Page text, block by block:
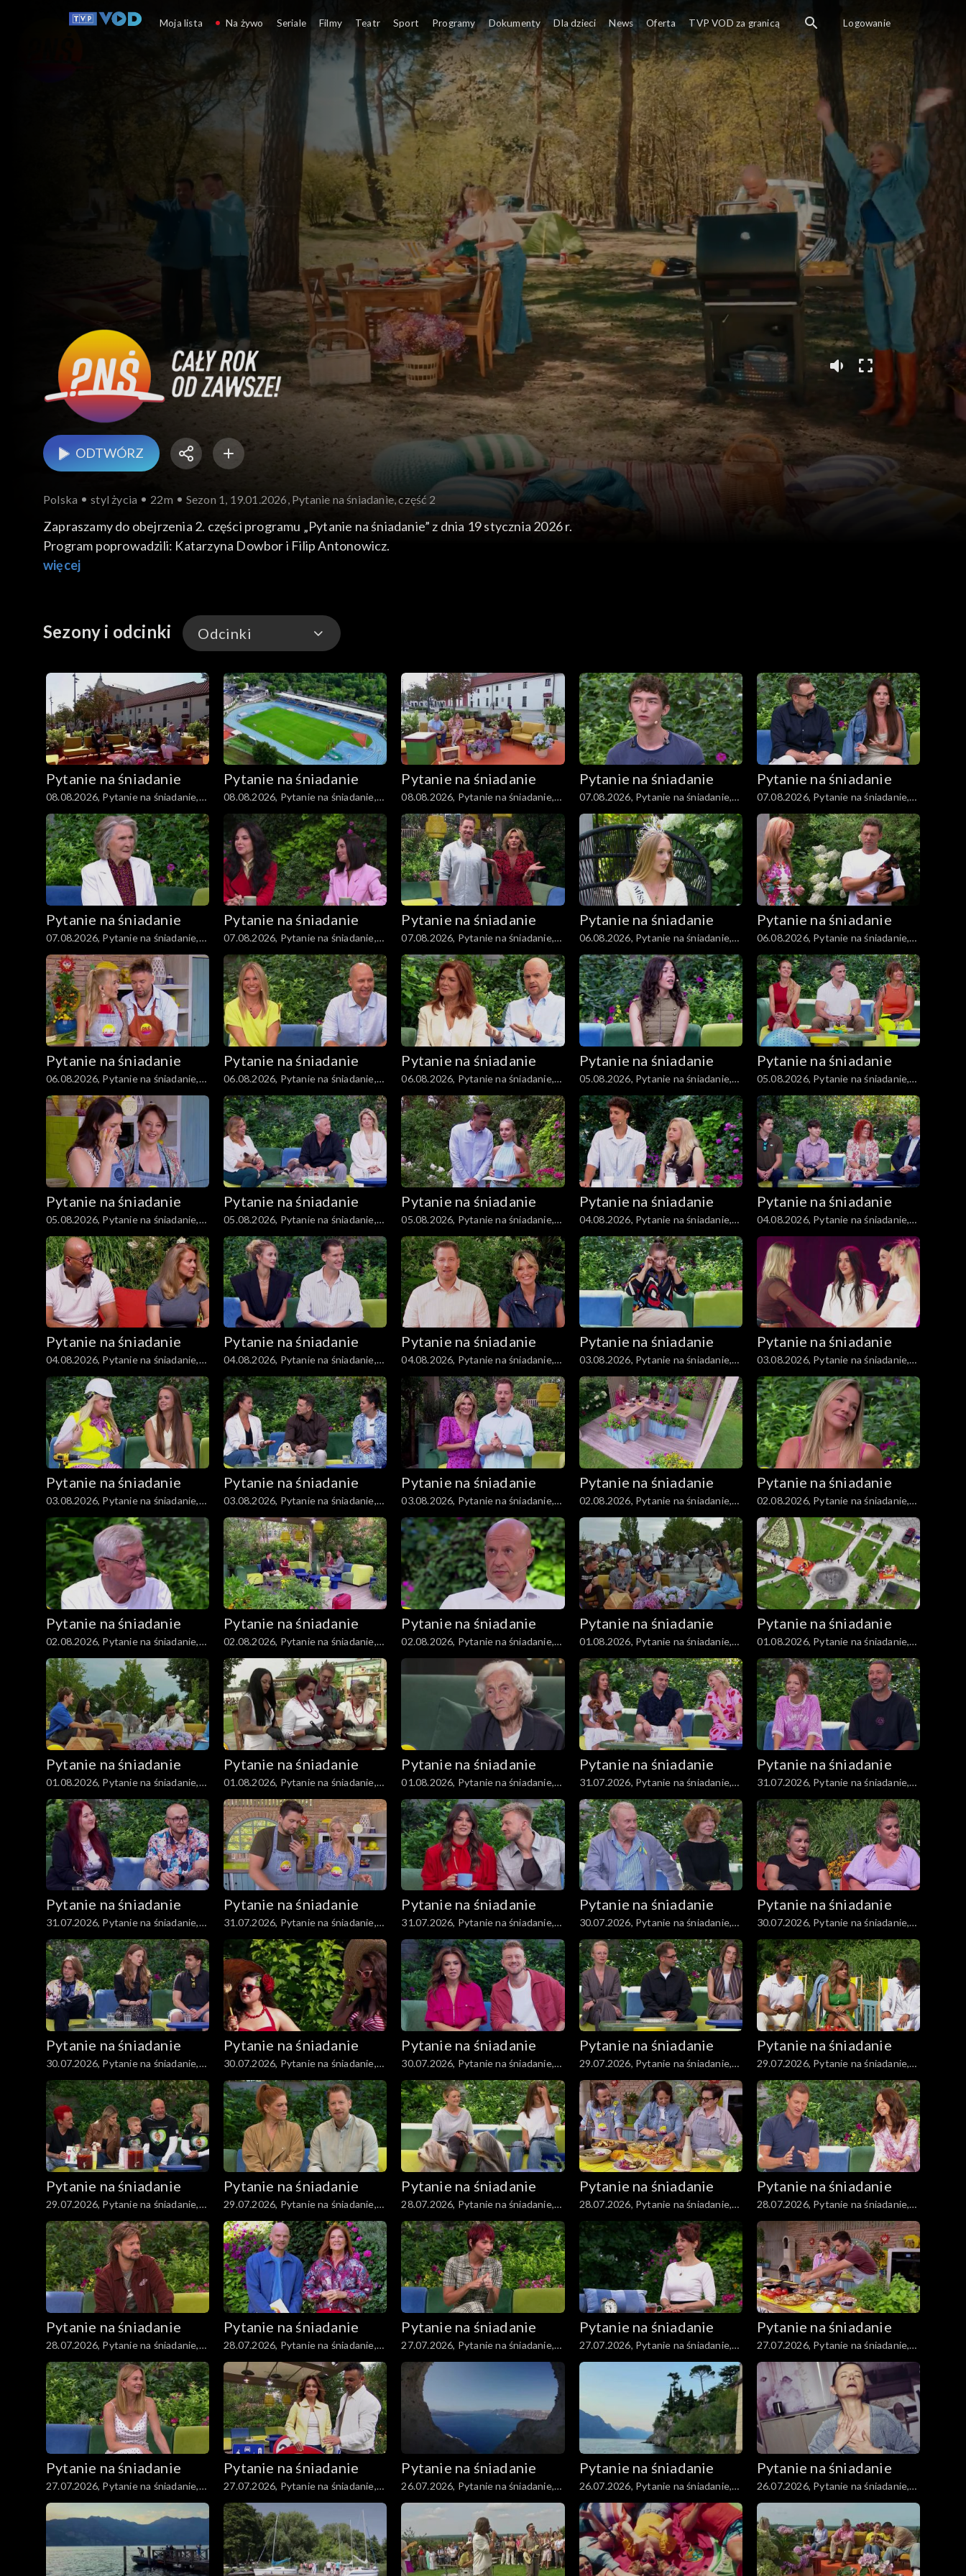
ODTWÓRZ
Polska styl życia 22m Sezon 1, 19.01.2026, Pytanie na śniadanie, część 2
Zapraszamy do obejrzenia 2. części programu „Pytanie na śniadanie” z dnia 19 stycznia 2026 r.
Program poprowadzili: Katarzyna Dowbor i Filip Antonowicz.
więcej
Sezony i odcinki Odcinki
Kuchnia
Gwiazdy
Scena Pnś
Ludzie
Zdrowie
Porady
Czerwony Dywan
Aktualności
Uroda
Moda
Materiały
Odcinki
Pytanie na śniadanie
08.08.2026, Pytanie na śniadanie,
część 3
Pytanie na śniadanie
08.08.2026, Pytanie na śniadanie,
część 2
Pytanie na śniadanie
08.08.2026, Pytanie na śniadanie,
część 1
Pytanie na śniadanie
07.08.2026, Pytanie na śniadanie,
część 5
Pytanie na śniadanie
07.08.2026, Pytanie na śniadanie,
część 4
Pytanie na śniadanie
07.08.2026, Pytanie na śniadanie,
część 3
Pytanie na śniadanie
07.08.2026, Pytanie na śniadanie,
część 2
Pytanie na śniadanie
07.08.2026, Pytanie na śniadanie,
część 1
Pytanie na śniadanie
06.08.2026, Pytanie na śniadanie,
część 5
Pytanie na śniadanie
06.08.2026, Pytanie na śniadanie,
część 4
Pytanie na śniadanie
06.08.2026, Pytanie na śniadanie,
część 3
Pytanie na śniadanie
06.08.2026, Pytanie na śniadanie,
część 2
Pytanie na śniadanie
06.08.2026, Pytanie na śniadanie,
część 1
Pytanie na śniadanie
05.08.2026, Pytanie na śniadanie,
część 5
Pytanie na śniadanie
05.08.2026, Pytanie na śniadanie,
część 4
Pytanie na śniadanie
05.08.2026, Pytanie na śniadanie,
część 3
Pytanie na śniadanie
05.08.2026, Pytanie na śniadanie,
część 2
Pytanie na śniadanie
05.08.2026, Pytanie na śniadanie,
część 1
Pytanie na śniadanie
04.08.2026, Pytanie na śniadanie,
część 5
Pytanie na śniadanie
04.08.2026, Pytanie na śniadanie,
część 4
Pytanie na śniadanie
04.08.2026, Pytanie na śniadanie,
część 3
Pytanie na śniadanie
04.08.2026, Pytanie na śniadanie,
część 2
Pytanie na śniadanie
04.08.2026, Pytanie na śniadanie,
część 1
Pytanie na śniadanie
03.08.2026, Pytanie na śniadanie,
część 5
Pytanie na śniadanie
03.08.2026, Pytanie na śniadanie,
część 4
Pytanie na śniadanie
03.08.2026, Pytanie na śniadanie,
część 3
Pytanie na śniadanie
03.08.2026, Pytanie na śniadanie,
część 2
Pytanie na śniadanie
03.08.2026, Pytanie na śniadanie,
część 1
Pytanie na śniadanie
02.08.2026, Pytanie na śniadanie,
część 5
Pytanie na śniadanie
02.08.2026, Pytanie na śniadanie,
część 4
Pytanie na śniadanie
02.08.2026, Pytanie na śniadanie,
część 3
Pytanie na śniadanie
02.08.2026, Pytanie na śniadanie,
część 2
Pytanie na śniadanie
02.08.2026, Pytanie na śniadanie,
część 1
Pytanie na śniadanie
01.08.2026, Pytanie na śniadanie,
część 5
Pytanie na śniadanie
01.08.2026, Pytanie na śniadanie,
część 4
Pytanie na śniadanie
01.08.2026, Pytanie na śniadanie,
część 3
Pytanie na śniadanie
01.08.2026, Pytanie na śniadanie,
część 2
Pytanie na śniadanie
01.08.2026, Pytanie na śniadanie,
część 1
Pytanie na śniadanie
31.07.2026, Pytanie na śniadanie,
część 5
Pytanie na śniadanie
31.07.2026, Pytanie na śniadanie,
część 4
Pytanie na śniadanie
31.07.2026, Pytanie na śniadanie,
część 3
Pytanie na śniadanie
31.07.2026, Pytanie na śniadanie,
część 2
Pytanie na śniadanie
31.07.2026, Pytanie na śniadanie,
część 1
Pytanie na śniadanie
30.07.2026, Pytanie na śniadanie,
część 5
Pytanie na śniadanie
30.07.2026, Pytanie na śniadanie,
część 4
Pytanie na śniadanie
30.07.2026, Pytanie na śniadanie,
część 3
Pytanie na śniadanie
30.07.2026, Pytanie na śniadanie,
część 2
Pytanie na śniadanie
30.07.2026, Pytanie na śniadanie,
część 1
Pytanie na śniadanie
29.07.2026, Pytanie na śniadanie,
część 5
Pytanie na śniadanie
29.07.2026, Pytanie na śniadanie,
część 4
Pytanie na śniadanie
29.07.2026, Pytanie na śniadanie,
część 2
Pytanie na śniadanie
29.07.2026, Pytanie na śniadanie,
część 1
Pytanie na śniadanie
28.07.2026, Pytanie na śniadanie,
część 5
Pytanie na śniadanie
28.07.2026, Pytanie na śniadanie,
część 4
Pytanie na śniadanie
28.07.2026, Pytanie na śniadanie,
część 3
Pytanie na śniadanie
28.07.2026, Pytanie na śniadanie,
część 2
Pytanie na śniadanie
28.07.2026, Pytanie na śniadanie,
część 1
Pytanie na śniadanie
27.07.2026, Pytanie na śniadanie,
część 5
Pytanie na śniadanie
27.07.2026, Pytanie na śniadanie,
część 4
Pytanie na śniadanie
27.07.2026, Pytanie na śniadanie,
część 3
Pytanie na śniadanie
27.07.2026, Pytanie na śniadanie,
część 2
Pytanie na śniadanie
27.07.2026, Pytanie na śniadanie,
część 1
Pytanie na śniadanie
26.07.2026, Pytanie na śniadanie,
część 5
Pytanie na śniadanie
26.07.2026, Pytanie na śniadanie,
część 4
Pytanie na śniadanie
26.07.2026, Pytanie na śniadanie,
część 3
Moja lista Na żywo Seriale Filmy Teatr Sport Programy Dokumenty Dla dzieci News Oferta TVP VOD za granicą Logowanie